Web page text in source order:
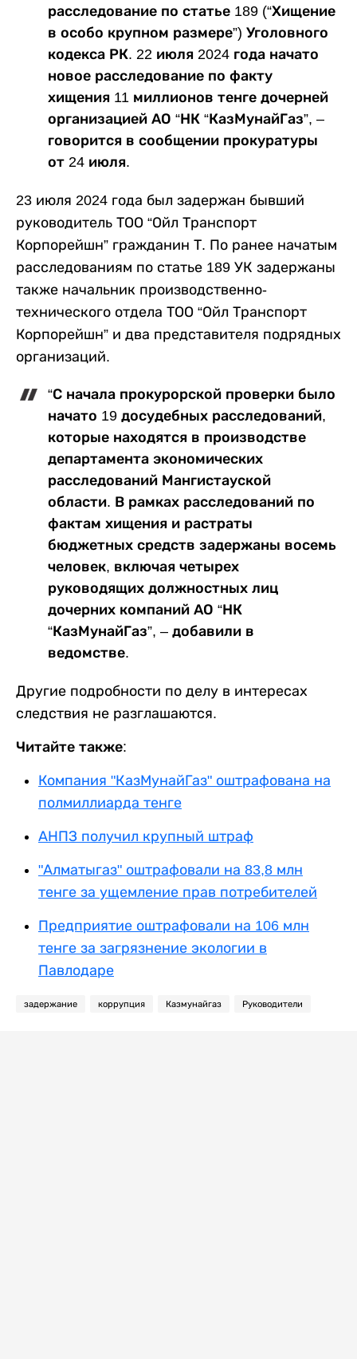
расследование по статье 189 (“Хищение
в особо крупном размере”) Уголовного
кодекса РК. 22 июля 2024 года начато
новое расследование по факту
хищения 11 миллионов тенге дочерней
организацией АО “НК “КазМунайГаз”, –
говорится в сообщении прокуратуры
от 24 июля.
23 июля 2024 года был задержан бывший
руководитель ТОО “Ойл Транспорт
Корпорейшн” гражданин Т. По ранее начатым
расследованиям по статье 189 УК задержаны
также начальник производственно-
технического отдела ТОО “Ойл Транспорт
Корпорейшн” и два представителя подрядных
организаций.
“С начала прокурорской проверки было
начато 19 досудебных расследований,
которые находятся в производстве
департамента экономических
расследований Мангистауской
области. В рамках расследований по
фактам хищения и растраты
бюджетных средств задержаны восемь
человек, включая четырех
руководящих должностных лиц
дочерних компаний АО “НК
“КазМунайГаз”, – добавили в
ведомстве.
Другие подробности по делу в интересах
следствия не разглашаются.
Читайте также:
Компания "КазМунайГаз" оштрафована на
полмиллиарда тенге
АНПЗ получил крупный штраф
"Алматыгаз" оштрафовали на 83,8 млн
тенге за ущемление прав потребителей
Предприятие оштрафовали на 106 млн
тенге за загрязнение экологии в
Павлодаре
задержание коррупция Казмунайгаз Руководители